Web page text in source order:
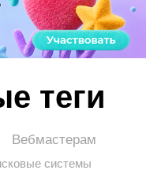
теги
Вебмастерам
системы